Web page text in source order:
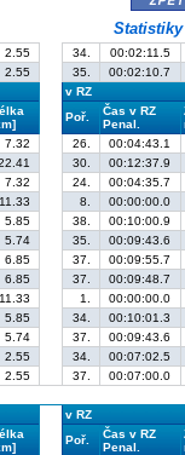
2.55 34.
00:02:11.5
2.55 35.
00:02:10.7
v RZ
Poř.
Čas v RZ
Penal.
7.32 26.
00:04:43.1
30.
00:12:37.9
7.32 24.
00:04:35.7
11.33 8.
00:00:00.0
5.85 38.
00:10:00.9
5.74 35.
00:09:43.6
6.85 37.
00:09:55.7
6.85 37.
00:09:48.7
11.33 1.
00:00:00.0
5.85 34.
00:10:01.3
5.74 37.
00:09:43.6
2.55 34.
00:07:02.5
2.55 37. 00:07:00.0
v RZ
Poř.
Čas v RZ
Penal.